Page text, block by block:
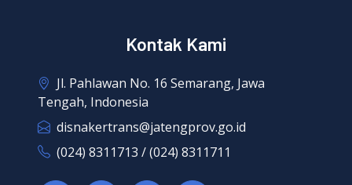
Kontak Kami
Jl. Pahlawan No. 16 Semarang, Jawa
Tengah, Indonesia
disnakertrans@jatengprov.go.id
(024) 8311713 / (024) 8311711